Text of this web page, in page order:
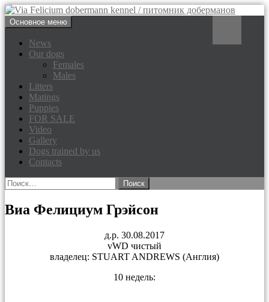
Via Felicium dobermann
kennel / питомник доберманов
Основное меню
к
News
Our dogs
Females
Males
Litters
Matings
Puppies
FOR SALE
Video
Gallery
Dogs trained by us
Contacts
Найти:
Виа Фелициум Грэйсон
д.р. 30.08.2017
vWD чистый
владелец: STUART ANDREWS (Англия)
10 недель: